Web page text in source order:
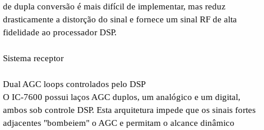
de dupla conversão é mais difícil de implementar, mas reduz
drasticamente a distorção do sinal e fornece um sinal RF de alta
fidelidade ao processador DSP.
Sistema receptor
Dual AGC loops controlados pelo DSP
O IC-7600 possui laços AGC duplos, um analógico e um digital,
ambos sob controle DSP. Esta arquitetura impede que os sinais fortes
adjacentes "bombeiem" o AGC e permitam o alcance dinâmico